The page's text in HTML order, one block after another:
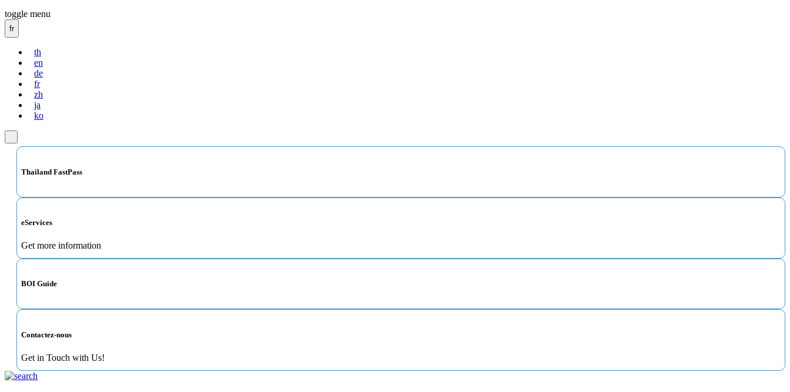
toggle menu
fr
th
en
de
fr
zh
ja
ko
Thailand FastPass
eServices
Get more information
BOI Guide
Contactez-nous
Get in Touch with Us!